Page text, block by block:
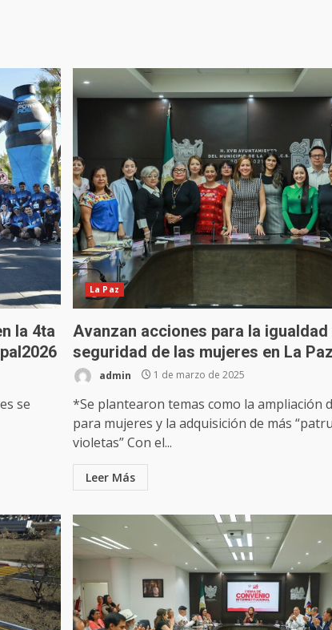
la 4ta
se
La Paz
Avanzan acciones para la igualdad
seguridad de las mujeres en La Paz
admin 1 de marzo de 2025
*Se plantearon temas como la ampliación
para mujeres y la adquisición de más
violetas” Con el...
Leer Más